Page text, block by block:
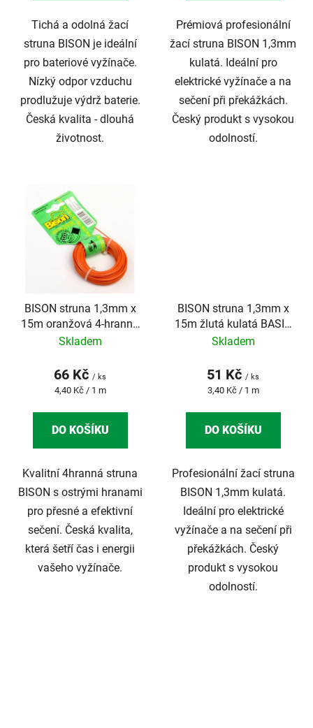
Tichá a odolná žací
struna BISON je ideální
pro bateriové vyžínače.
Nízký odpor vzduchu
prodlužuje výdrž baterie.
Česká kvalita - dlouhá
životnost.
Prémiová profesionální
žací struna BISON 1,3mm
kulatá. Ideální pro
elektrické vyžínače a na
sečení při překážkách.
Český produkt s vysokou
odolností.
BISON struna 1,3mm x
15m oranžová 4-hranná
SUPER PROFI
Skladem
66 Kč / ks
Měrná
4,40 Kč / 1 m
DO KOŠÍKU
Kvalitní 4hranná struna
BISON s ostrými hranami
pro přesné a efektivní
sečení. Česká kvalita,
která šetří čas i energii
vašeho vyžínače.
BISON struna 1,3mm x
15m žlutá kulatá BASIC
PROFI
Skladem
51 Kč / ks
Měrná
3,40 Kč / 1 m
DO KOŠÍKU
Profesionální žací struna
BISON 1,3mm kulatá.
Ideální pro elektrické
vyžínače a na sečení při
překážkách. Český
produkt s vysokou
odolností.